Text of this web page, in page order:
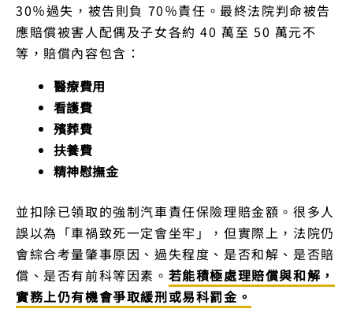
30％過失，被告則負 70％責任。最終法院判命被告
應賠償被害人配偶及子女各約 40 萬至 50 萬元不
等，賠償內容包含：
醫療費用
看護費
殯葬費
扶養費
精神慰撫金
並扣除已領取的強制汽車責任保險理賠金額。很多人
誤以為「車禍致死一定會坐牢」，但實際上，法院仍
會綜合考量肇事原因、過失程度、是否和解、是否賠
償、是否有前科等因素。 若能積極處理賠償與和解，
實務上仍有機會爭取緩刑或易科罰金。